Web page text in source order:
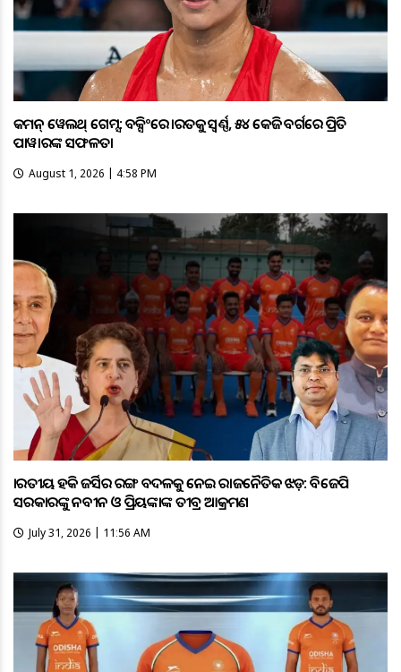
କମନ୍ ୱେଲଥ୍ ଗେମ୍ସ: ବକ୍ସିଂରେ ଭାରତକୁ ସ୍ବର୍ଣ୍ଣ, ୫୪ କେଜି ବର୍ଗରେ ପ୍ରିତି
ପାୱାରଙ୍କ ସଫଳତା
August 1, 2026 | 4:58 PM
ଭାରତୀୟ ହକି ଜର୍ସିର ରଙ୍ଗ ବଦଳକୁ ନେଇ ରାଜନୈତିକ ଝଡ଼: ବିଜେପି
ସରକାରଙ୍କୁ ନବୀନ ଓ ପ୍ରିୟଙ୍କାଙ୍କ ତୀବ୍ର ଆକ୍ରମଣ
July 31, 2026 | 11:56 AM